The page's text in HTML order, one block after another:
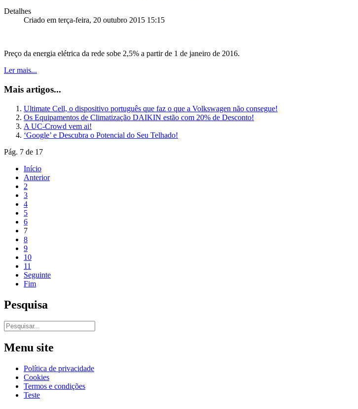
Detalhes
Criado em terça-feira, 20 outubro 2015 15:15
Preço da energia elétrica da rede sobe 2,5% a partir de 1 de janeiro de 2016.
Ler mais...
Mais artigos...
Ultimate Cell, o dispositivo português que faz o que a Volkswagen não consegue!
Os Equipamentos de Climatização DAIKIN estão com 20% de Desconto!
A UC-Crowd vem ai!
‘Google’ e Descubra o Potencial do Seu Telhado!
Pág. 7 de 17
Início
Anterior
2
3
4
5
6
7
8
9
10
11
Seguinte
Fim
Pesquisa
Menu site
Política de privacidade
Cookies
Termos e condições
Teste